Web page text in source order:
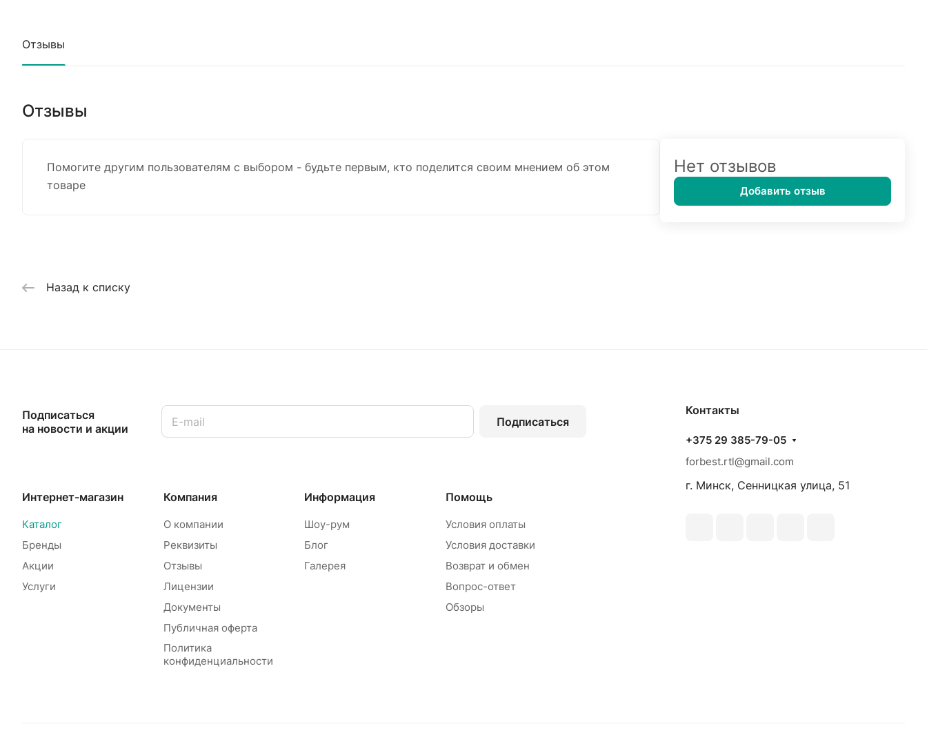
Отзывы
Отзывы
Помогите другим пользователям с выбором - будьте первым, кто поделится своим мнением об этом
товаре
Нет отзывов
Добавить отзыв
Назад к списку
Подписаться
на новости и акции
Подписаться
Интернет-магазин
Каталог
Бренды
Акции
Услуги
Компания
О компании
Реквизиты
Отзывы
Лицензии
Документы
Публичная оферта
Политика
конфиденциальности
Информация
Шоу-рум
Блог
Галерея
Помощь
Условия оплаты
Условия доставки
Возврат и обмен
Вопрос-ответ
Обзоры
Контакты
+375 29 385-79-05
forbest.rtl@gmail.com
г. Минск, Сенницкая улица, 51